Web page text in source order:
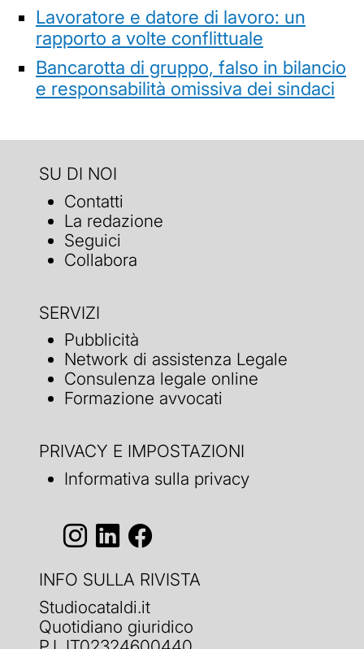
Lavoratore e datore di lavoro: un
rapporto a volte conflittuale
Bancarotta di gruppo, falso in bilancio
e responsabilità omissiva dei sindaci
SU DI NOI
Contatti
La redazione
Seguici
Collabora
SERVIZI
Pubblicità
Network di assistenza Legale
Consulenza legale online
Formazione avvocati
PRIVACY E IMPOSTAZIONI
Informativa sulla privacy
INFO SULLA RIVISTA
Studiocataldi.it
Quotidiano giuridico